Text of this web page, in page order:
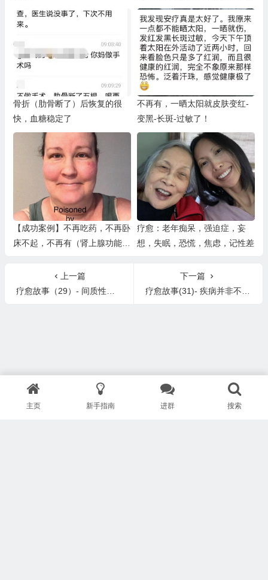
腺肿块
骨折（肋骨断了）后恢复的很
快，血糖稳定了
不再有，一晒太阳就皮肤变红-
变黑-长斑-过敏了！
【成功案例】不再吃药，不再卧
床不起，不再有（肾上腺功能不
偏头痛，桥本甲状腺炎 ，卵巢
囊肿，乳房肿块，甲状腺结节，
疗愈：老年痴呆，强迫症，妄
想，失眠，恐慌，焦虑，记性差
上一篇
疗愈故事（29）- 间质性膀胱炎的故事 Healing Stories (28) Interstitial Cystitis
下一篇
疗愈故事(31)- 疾病并非不可避免 Healing Story (31) Illness is NOT inevitable
主页 新手指南 进群 搜索